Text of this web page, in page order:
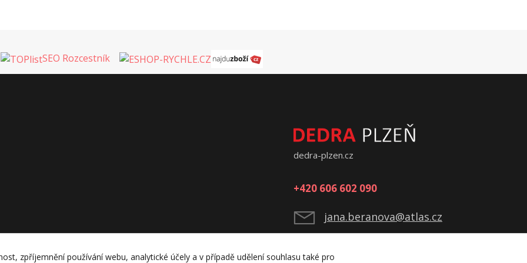
SEO Rozcestník
dedra-plzen.cz
+420 606 602 090
jana.beranova@atlas.cz
zpříjemnění používání webu, analytické účely a v případě udělení souhlasu také pro